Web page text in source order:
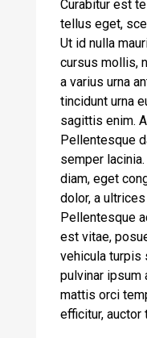
Curabitur est
tellus eget,
Ut id nulla
cursus mollis,
a varius urna
tincidunt urna
sagittis enim.
Pellentesque
semper
diam, eget
dolor, a
Pellentesque
est vitae,
vehicula turpis
pulvinar ipsum
mattis orci
efficitur,